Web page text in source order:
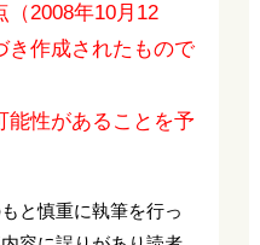
2008年10月12
き作成されたもので
能性があることを予
と慎重に執筆を行っ